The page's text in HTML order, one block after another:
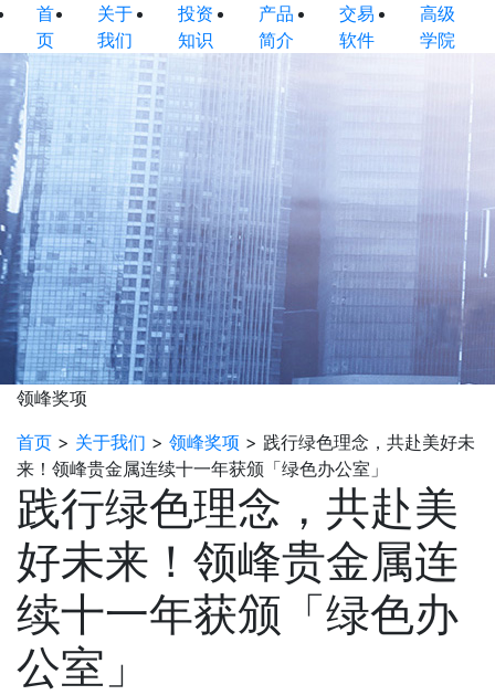
首
页
关于
我们
投资
知识
产品
简介
交易
软件
高级
学院
领峰奖项
首页 > 关于我们 > 领峰奖项 > 践行绿色理念，共赴美好未
来！领峰贵金属连续十一年获颁「绿色办公室」
践行绿色理念，共赴美
好未来！领峰贵金属连
续十一年获颁「绿色办
公室」